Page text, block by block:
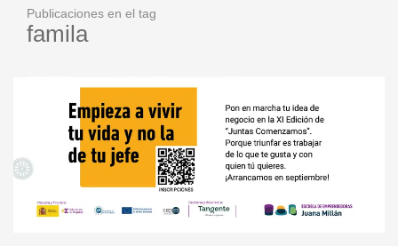
Publicaciones en el tag
famila